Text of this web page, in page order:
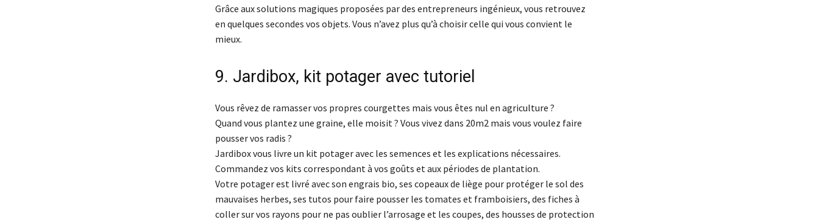
Grâce aux solutions magiques proposées par des entrepreneurs ingénieux, vous retrouvez
en quelques secondes vos objets. Vous n’avez plus qu’à choisir celle qui vous convient le
mieux.
9. Jardibox, kit potager avec tutoriel
Vous rêvez de ramasser vos propres courgettes mais vous êtes nul en agriculture ?
Quand vous plantez une graine, elle moisit ? Vous vivez dans 20m2 mais vous voulez faire
pousser vos radis ?
Jardibox vous livre un kit potager avec les semences et les explications nécessaires.
Commandez vos kits correspondant à vos goûts et aux périodes de plantation.
Votre potager est livré avec son engrais bio, ses copeaux de liège pour protéger le sol des
mauvaises herbes, ses tutos pour faire pousser les tomates et framboisiers, des fiches à
coller sur vos rayons pour ne pas oublier l’arrosage et les coupes, des housses de protection